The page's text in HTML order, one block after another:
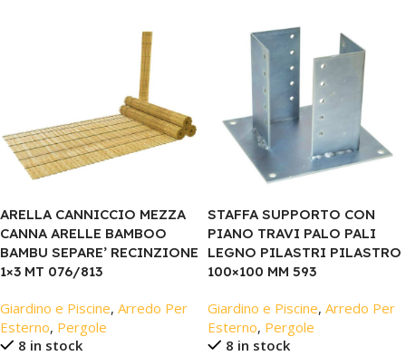
ARELLA CANNICCIO MEZZA
CANNA ARELLE BAMBOO
BAMBU SEPARE’ RECINZIONE
1×3 MT 076/813
Giardino e Piscine, Arredo Per
Esterno, Pergole
8 in stock
STAFFA SUPPORTO CON
PIANO TRAVI PALO PALI
LEGNO PILASTRI PILASTRO
100×100 MM 593
Giardino e Piscine, Arredo Per
Esterno, Pergole
8 in stock